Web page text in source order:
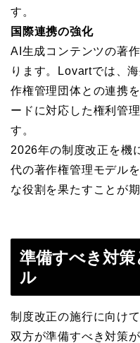
す。
国際連携の強化
AI生成コンテンツの著
ります。Lovartでは、
作権管理団体との連携
ードに対応した権利管
す。
2026年の制度改正を機
代の著作権管理モデル
な役割を果たすことが
準備すべき対
ル
制度改正の施行に向け
双方が準備すべき対策が